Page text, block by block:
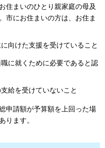
住まいのひとり親家庭の母及
市にお住まいの方は、お住ま
向けた支援を受けていること
に就くために必要であると認
給を受けていないこと
申請額が予算額を上回った場
ります。